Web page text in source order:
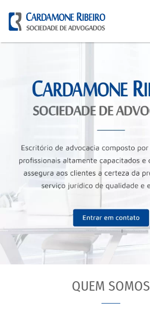
Pular
para
o
conteúdo
QUEM SOMOS